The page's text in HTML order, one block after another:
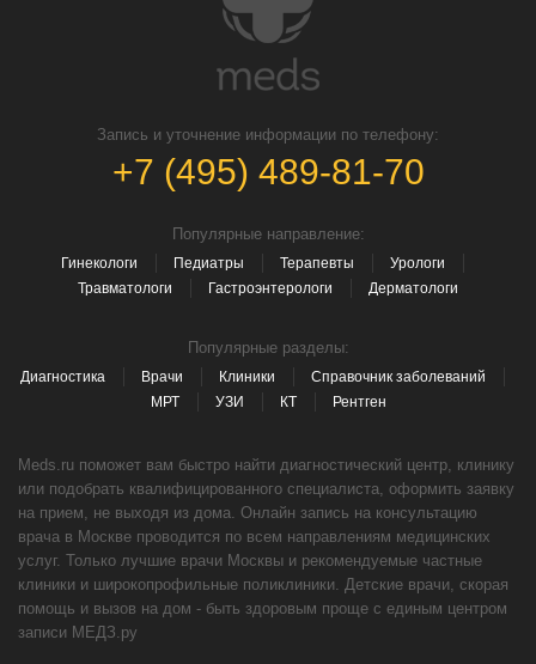
Запись и уточнение информации по телефону:
+7 (495) 489-81-70
Популярные направление:
Гинекологи Педиатры Терапевты
Урологи
Травматологи
Гастроэнтерологи Дерматологи
Популярные разделы:
Диагностика Врачи Клиники
Справочник заболеваний
МРТ
УЗИ КТ Рентген
Meds.ru поможет вам быстро найти диагностический центр, клинику
или подобрать квалифицированного специалиста, оформить заявку
на прием, не выходя из дома. Онлайн запись на консультацию
врача в Москве проводится по всем направлениям медицинских
услуг. Только лучшие врачи Москвы и рекомендуемые частные
клиники и широкопрофильные поликлиники. Детские врачи, скорая
помощь и вызов на дом - быть здоровым проще с единым центром
записи МЕДЗ.ру